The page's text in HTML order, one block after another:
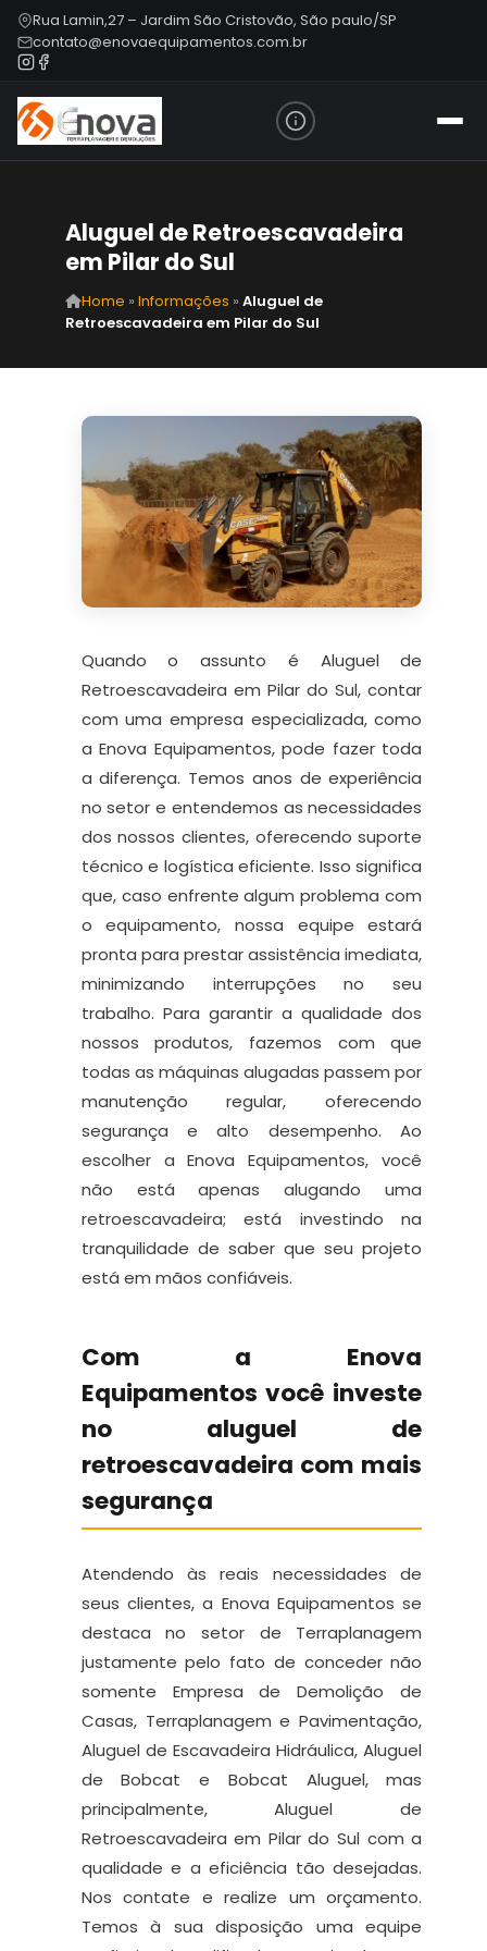
Rua Lamin,27 – Jardim São Cristovão, São paulo/SP
contato@enovaequipamentos.com.br
Aluguel de Retroescavadeira
em Pilar do Sul
Home » Informações » Aluguel de
Retroescavadeira em Pilar do Sul
Quando o assunto é Aluguel de
Retroescavadeira em Pilar do Sul, contar
com uma empresa especializada, como
a Enova Equipamentos, pode fazer toda
a diferença. Temos anos de experiência
no setor e entendemos as necessidades
dos nossos clientes, oferecendo suporte
técnico e logística eficiente. Isso significa
que, caso enfrente algum problema com
o equipamento, nossa equipe estará
pronta para prestar assistência imediata,
minimizando interrupções no seu
trabalho. Para garantir a qualidade dos
nossos produtos, fazemos com que
todas as máquinas alugadas passem por
manutenção regular, oferecendo
segurança e alto desempenho. Ao
escolher a Enova Equipamentos, você
não está apenas alugando uma
retroescavadeira; está investindo na
tranquilidade de saber que seu projeto
está em mãos confiáveis.
Com a Enova
Equipamentos você investe
no aluguel de
retroescavadeira com mais
segurança
Atendendo às reais necessidades de
seus clientes, a Enova Equipamentos se
destaca no setor de Terraplanagem
justamente pelo fato de conceder não
somente Empresa de Demolição de
Casas, Terraplanagem e Pavimentação,
Aluguel de Escavadeira Hidráulica, Aluguel
de Bobcat e Bobcat Aluguel, mas
principalmente, Aluguel de
Retroescavadeira em Pilar do Sul com a
qualidade e a eficiência tão desejadas.
Nos contate e realize um orçamento.
Temos à sua disposição uma equipe